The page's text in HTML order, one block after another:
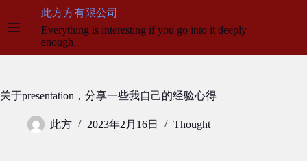
至
内
此方方有限公司
Everything is interesting if you go into it deeply
enough.
关于presentation，分享一些我自己的经验心得
此方 2023年2月16日 Thought